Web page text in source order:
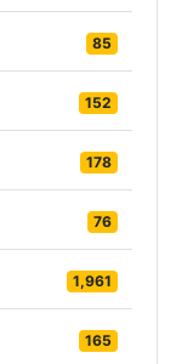
85
152
178
76
1,961
165